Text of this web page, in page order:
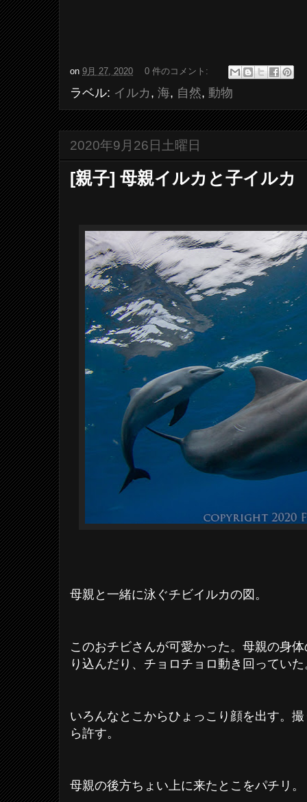
on 9月 27, 2020 0 件のコメント:
ラベル: イルカ , 海, 自然, 動物
2020年9月26日土曜日
[親子] 母親イルカと子イルカ
母親と一緒に泳ぐチビイルカの図。
このおチビさんが可愛かった。母親の身
り込んだり、チョロチョロ動き回っていた
いろんなとこからひょっこり顔を出す。
ら許す。
母親の後方ちょい上に来たとこをパチリ。